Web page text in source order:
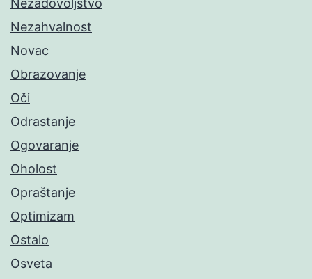
Nezadovoljstvo
Nezahvalnost
Novac
Obrazovanje
Oči
Odrastanje
Ogovaranje
Oholost
Opraštanje
Optimizam
Ostalo
Osveta